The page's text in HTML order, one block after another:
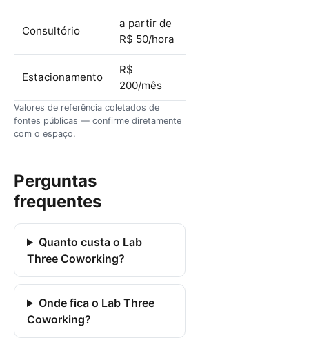
Consultório
a partir de
R$ 50/hora
Estacionamento
R$
200/mês
Valores de referência coletados de
fontes públicas — confirme diretamente
com o espaço.
Perguntas
frequentes
Quanto custa o Lab
Three Coworking?
Onde fica o Lab Three
Coworking?